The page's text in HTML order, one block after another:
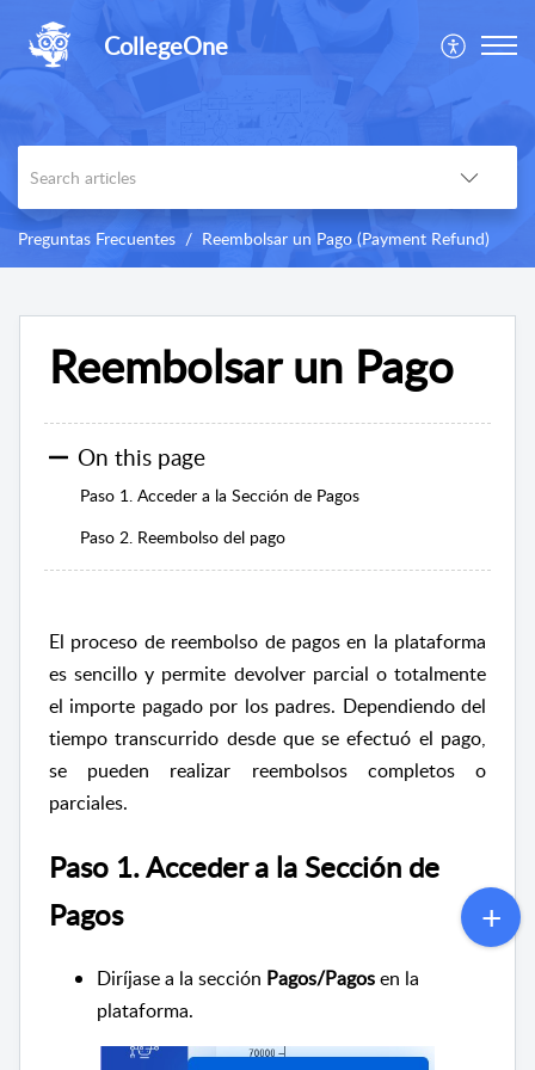
CollegeOne
Preguntas Frecuentes Reembolsar un Pago (Payment Refund)
Reembolsar un Pago
On this page
Paso 1. Acceder a la Sección de Pagos
Paso 2. Reembolso del pago
El proceso de reembolso de pagos en la plataforma
es sencillo y permite devolver parcial o totalmente
el importe pagado por los padres. Dependiendo del
tiempo transcurrido desde que se efectuó el pago,
se pueden realizar reembolsos completos o
parciales.
Paso 1. Acceder a la Sección de
Pagos
Diríjase a la sección Pagos/Pagosen la
plataforma.